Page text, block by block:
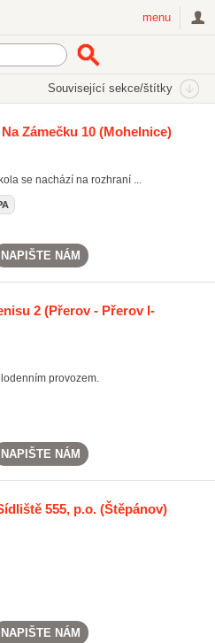
menu
Související sekce/štítky
Zámečku 10(Mohelnice)
se nachází na rozhraní ...
NAPIŠTE NÁM
2(Přerov - Přerov I-
provozem.
NAPIŠTE NÁM
555, p.o.(Štěpánov)
NAPIŠTE NÁM